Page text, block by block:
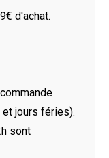
d'achat.
jours féries).
sont